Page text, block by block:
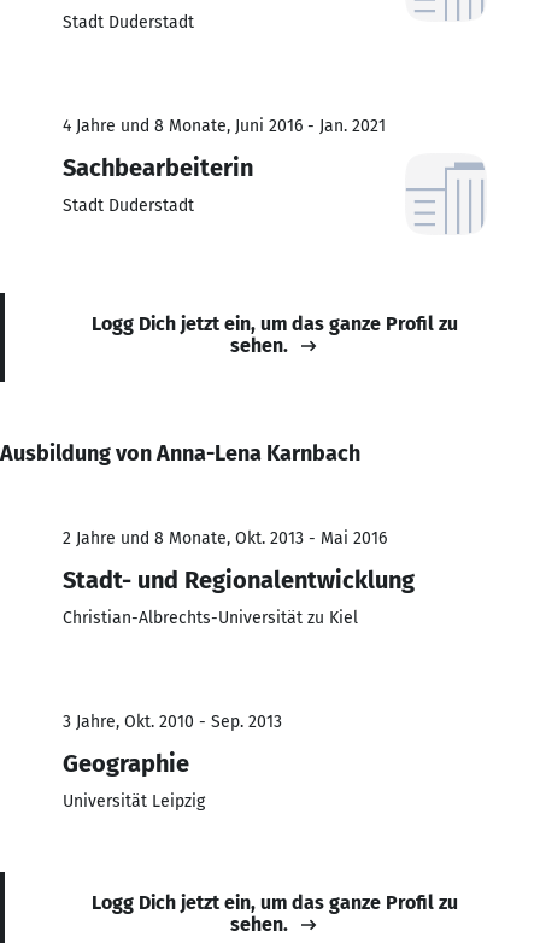
Stadt Duderstadt
4 Jahre und 8 Monate, Juni 2016 - Jan. 2021
Sachbearbeiterin
Stadt Duderstadt
Logg Dich jetzt ein, um das ganze Profil zu
sehen.
Ausbildung von Anna-Lena Karnbach
2 Jahre und 8 Monate, Okt. 2013 - Mai 2016
Stadt- und Regionalentwicklung
Christian-Albrechts-Universität zu Kiel
3 Jahre, Okt. 2010 - Sep. 2013
Geographie
Universität Leipzig
Logg Dich jetzt ein, um das ganze Profil zu
sehen.